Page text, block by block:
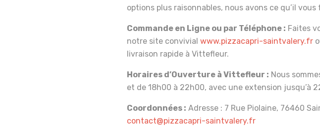
options plus raisonnables, nous avons ce qu’il
Commande en Ligne ou par Téléphone : Faites
notre site convivial www.pizzacapri-saintvalery.fr
livraison rapide à Vittefleur.
Horaires d’Ouverture à Vittefleur : Nous
et de 18h00 à 22h00, avec une extension jusqu’à
Coordonnées : Adresse : 7 Rue Piolaine, 76460
contact@pizzacapri-saintvalery.fr